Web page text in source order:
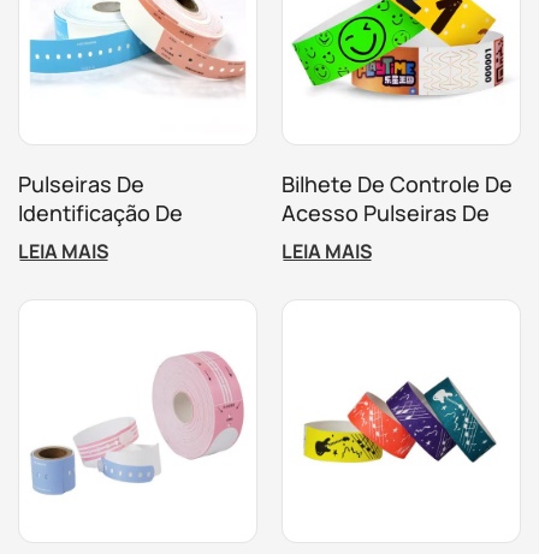
Pulseiras De
Identificação De
Pacientes De Papel
Térmico Descartáveis ​​
RFID Para
LEIA MAIS
Bilhete De Controle De
Acesso Pulseiras De
Papel Descartáveis ​​
Com Logotipo
Personalizado
LEIA MAIS